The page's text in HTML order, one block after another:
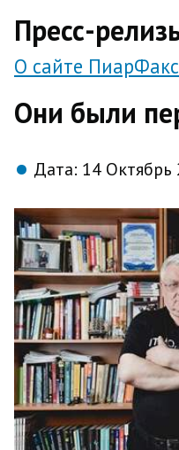
Пресс-
О сайте
Они были
Дата: 14 Октябрь